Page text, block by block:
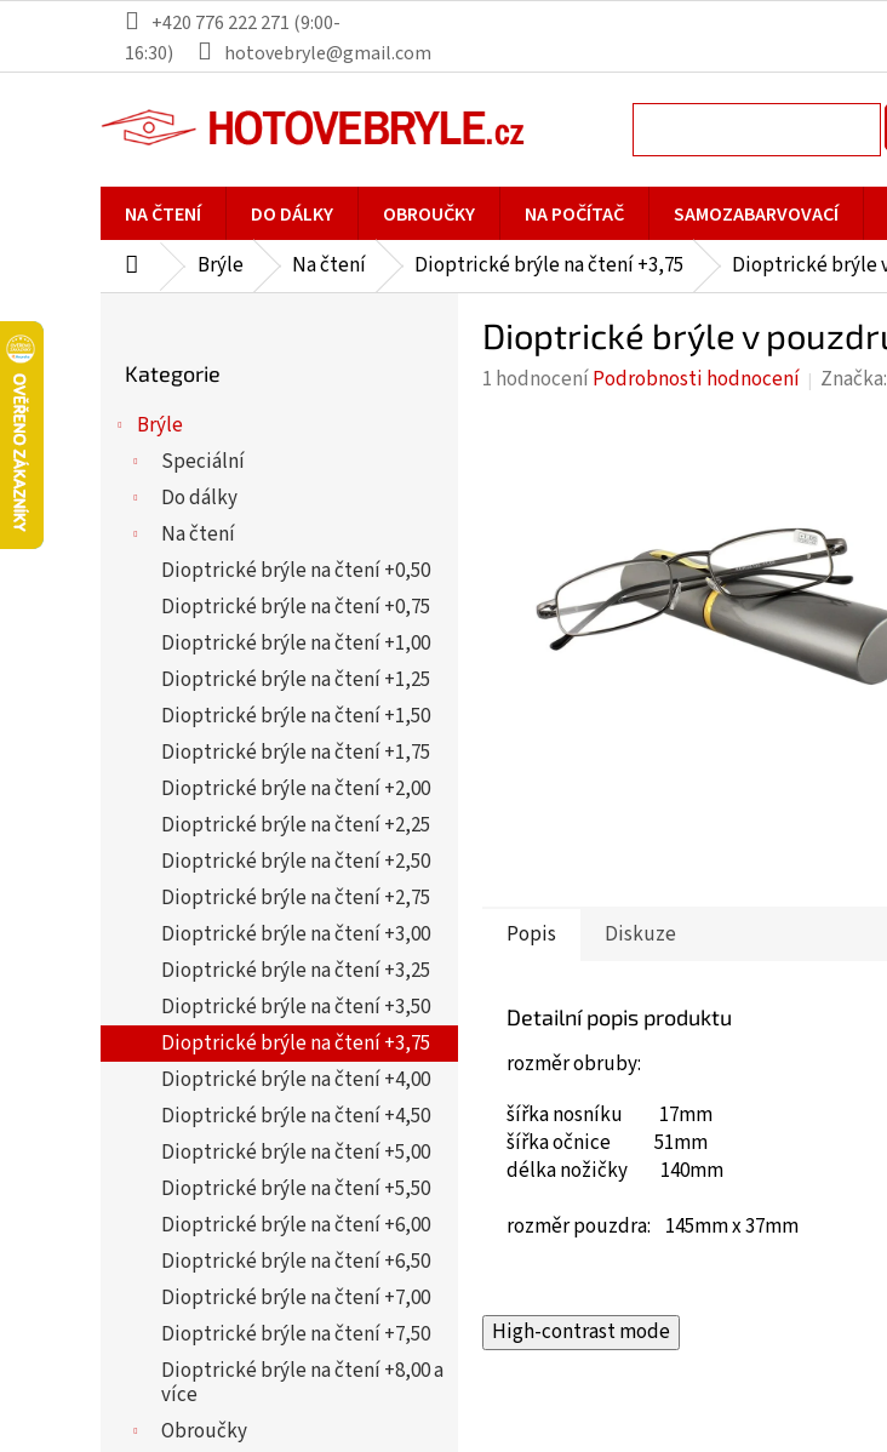
obsah
+420 776 222 271 (9:00-
16:30)
hotovebryle@gmail.com
NA ČTENÍ DO DÁLKY OBROUČKY NA POČÍTAČ SAMOZABARVOVACÍ
DomůBrýle Na čtení Dioptrické brýle na čtení +3,75 Dioptrické brýle
kategorie
Kategorie
Brýle
Speciální
Do dálky
Na čtení
Dioptrické brýle na čtení +0,50
Dioptrické brýle na čtení +0,75
Dioptrické brýle na čtení +1,00
Dioptrické brýle na čtení +1,25
Dioptrické brýle na čtení +1,50
Dioptrické brýle na čtení +1,75
Dioptrické brýle na čtení +2,00
Dioptrické brýle na čtení +2,25
Dioptrické brýle na čtení +2,50
Dioptrické brýle na čtení +2,75
Dioptrické brýle na čtení +3,00
Dioptrické brýle na čtení +3,25
Dioptrické brýle na čtení +3,50
Dioptrické brýle na čtení +3,75
Dioptrické brýle na čtení +4,00
Dioptrické brýle na čtení +4,50
Dioptrické brýle na čtení +5,00
Dioptrické brýle na čtení +5,50
Dioptrické brýle na čtení +6,00
Dioptrické brýle na čtení +6,50
Dioptrické brýle na čtení +7,00
Dioptrické brýle na čtení +7,50
Dioptrické brýle na čtení +8,00 a
více
Obroučky
Dioptrické brýle v
Průměrné
hvězdiček.
1 hodnoceníPodrobnosti hodnocení Značka:
Popis Diskuze
Detailní popis produktu
rozměr obruby:
šířka nosníku 17mm
šířka očnice 51mm
délka nožičky 140mm
rozměr pouzdra: 145mm x 37mm
High-contrast mode